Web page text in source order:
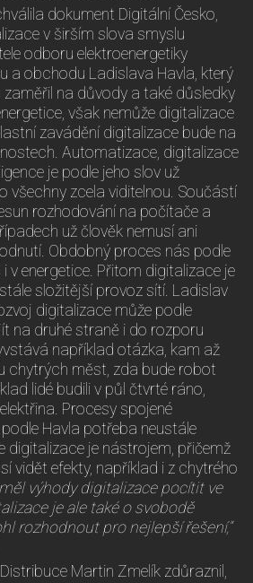
dokument Digitální Česko,
v širším slova smyslu
odboru elektroenergetiky
a obchodu Ladislava Havla, který
zaměřil na důvody a také důsledky
však nemůže digitalizace
zavádění digitalizace bude na
Automatizace, digitalizace
je podle jeho slov už
všechny zcela viditelnou. Součástí
rozhodování na počítače a
už člověk nemusí ani
Obdobný proces nás podle
v energetice. Přitom digitalizace je
složitější provoz sítí. Ladislav
digitalizace může podle
na druhé straně i do rozporu
například otázka, kam až
chytrých měst, zda bude robot
lidé budili v půl čtvrté ráno,
Procesy spojené
Havla potřeba neustále
digitalizace je nástrojem, přičemž
vidět efekty, například i z chytrého
měl výhody digitalizace pocítit ve
je ale také o svobodě
rozhodnout pro nejlepší řešení,“
Martin Zmelík zdůraznil,